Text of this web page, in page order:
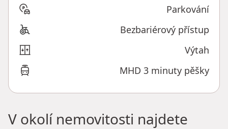
Parkování
Bezbariérový přístup
Výtah
MHD 3 minuty pěšky
V okolí nemovitosti najdete